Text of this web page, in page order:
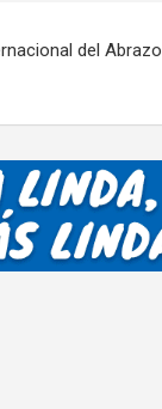
del Abrazo